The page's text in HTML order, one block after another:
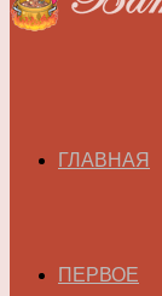
ГЛАВНАЯ
ПЕРВОЕ